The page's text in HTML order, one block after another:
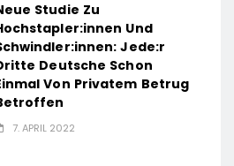
Studie Zu
Und
Jede:r
Deutsche Schon
Von Privatem Betrug
7. APRIL 2022